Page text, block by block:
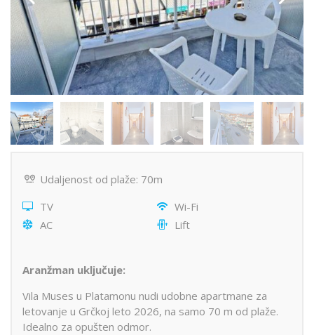
Udaljenost od plaže: 70m
TV
Wi-Fi
AC
Lift
Aranžman uključuje:
Vila Muses u Platamonu nudi udobne apartmane za
letovanje u Grčkoj leto 2026, na samo 70 m od plaže.
Idealno za opušten odmor.